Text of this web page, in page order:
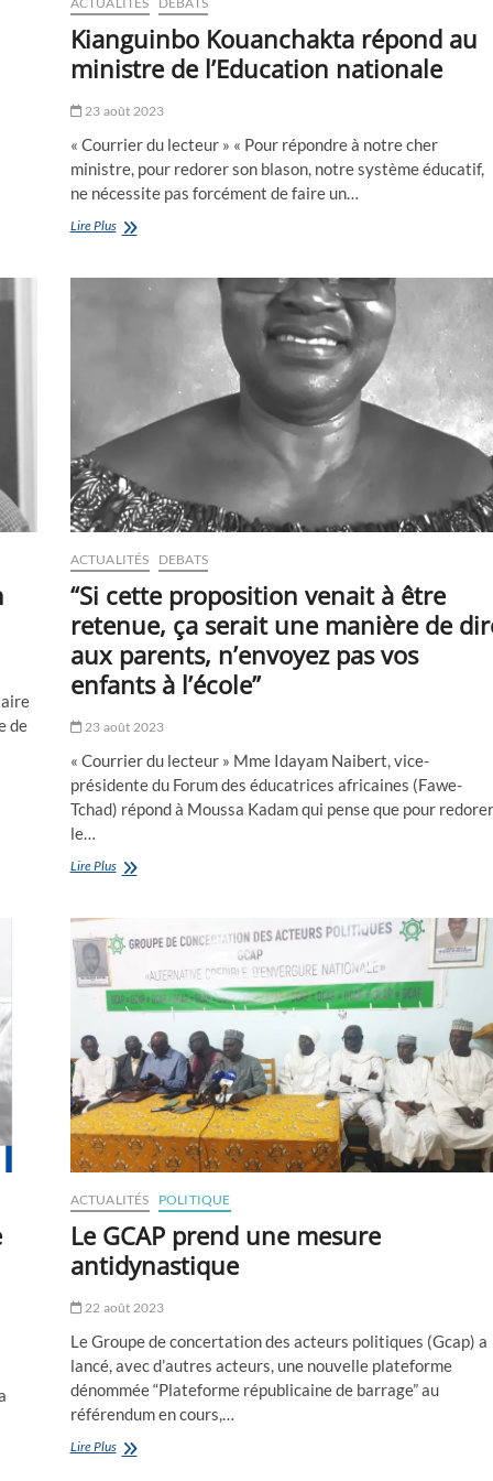
Kianguinbo Kouanchakta répond au
ministre de l’Education nationale
23 août 2023
« Courrier du lecteur » « Pour répondre à notre cher
ministre, pour redorer son blason, notre système éducatif,
ne nécessite pas forcément de faire un…
Lire PlusKianguinbo
de
ACTUALITÉS DEBATS
“Si cette proposition venait à être
retenue, ça serait une manière de
aux parents, n’envoyez pas vos
enfants à l’école”
23 août 2023
« Courrier du lecteur » Mme Idayam Naibert, vice-
présidente du Forum des éducatrices africaines (Fawe-
Tchad) répond à Moussa Kadam qui pense que pour redorer
le…
Lire Plus“Si
à
retenue,
ça
une
manière
de
dire
aux
parents,
n’envoyez
vos
à
l’école”
ACTUALITÉS POLITIQUE
Le GCAP prend une mesure
antidynastique
22 août 2023
Le Groupe de concertation des acteurs politiques (Gcap) a
lancé, avec d’autres acteurs, une nouvelle plateforme
dénommée “Plateforme républicaine de barrage” au
référendum en cours,…
Lire PlusLe